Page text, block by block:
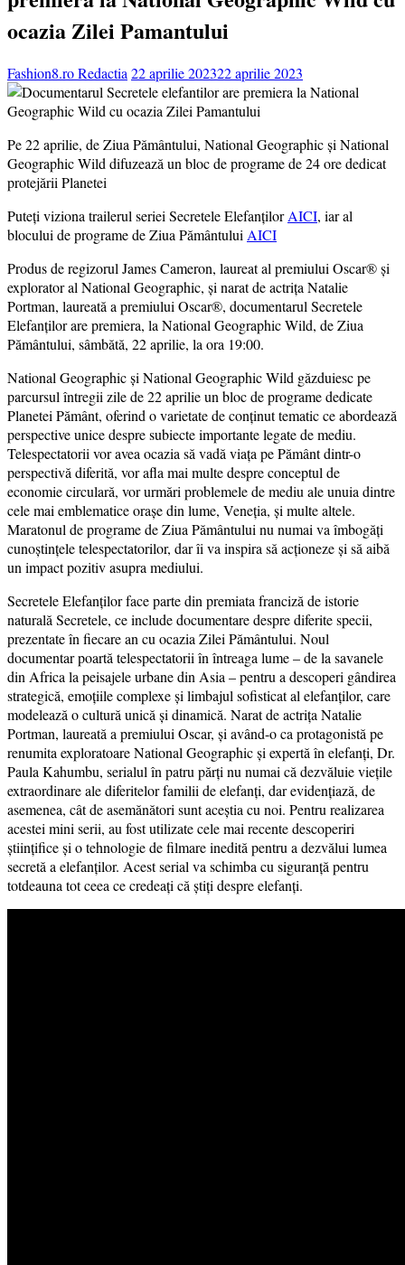
ocazia Zilei Pamantului
Fashion8.ro Redactia22 aprilie 202322 aprilie 2023
Pe 22 aprilie, de Ziua Pământului, National Geographic și National
Geographic Wild difuzează un bloc de programe de 24 ore dedicat
protejării Planetei
Puteți viziona trailerul seriei Secretele ElefanțilorAICI, iar al
blocului de programe de Ziua PământuluiAICI
Produs de regizorul James Cameron, laureat al premiului Oscar® și
explorator al National Geographic, și narat de actrița Natalie
Portman, laureată a premiului Oscar®, documentarul Secretele
Elefanților are premiera, la National Geographic Wild, de Ziua
Pământului, sâmbătă, 22 aprilie, la ora 19:00.
National Geographic și National Geographic Wild găzduiesc pe
parcursul întregii zile de 22 aprilie un bloc de programe dedicate
Planetei Pământ, oferind o varietate de conținut tematic ce abordează
perspective unice despre subiecte importante legate de mediu.
Telespectatorii vor avea ocazia să vadă viața pe Pământ dintr-o
perspectivă diferită, vor afla mai multe despre conceptul de
economie circulară, vor urmări problemele de mediu ale unuia dintre
cele mai emblematice orașe din lume, Veneția, și multe altele.
Maratonul de programe de Ziua Pământului nu numai va îmbogăți
cunoștințele telespectatorilor, dar îi va inspira să acționeze și să aibă
un impact pozitiv asupra mediului.
Secretele Elefanților face parte din premiata franciză de istorie
naturală Secretele, ce include documentare despre diferite specii,
prezentate în fiecare an cu ocazia Zilei Pământului. Noul
documentar poartă telespectatorii în întreaga lume – de la savanele
din Africa la peisajele urbane din Asia – pentru a descoperi gândirea
strategică, emoțiile complexe și limbajul sofisticat al elefanților, care
modelează o cultură unică și dinamică. Narat de actrița Natalie
Portman, laureată a premiului Oscar, și având-o ca protagonistă pe
renumita exploratoare National Geographic și expertă în elefanți, Dr.
Paula Kahumbu, serialul în patru părți nu numai că dezvăluie viețile
extraordinare ale diferitelor familii de elefanți, dar evidențiază, de
asemenea, cât de asemănători sunt aceștia cu noi. Pentru realizarea
acestei mini serii, au fost utilizate cele mai recente descoperiri
științifice și o tehnologie de filmare inedită pentru a dezvălui lumea
secretă a elefanților. Acest serial va schimba cu siguranță pentru
totdeauna tot ceea ce credeați că știți despre elefanți.